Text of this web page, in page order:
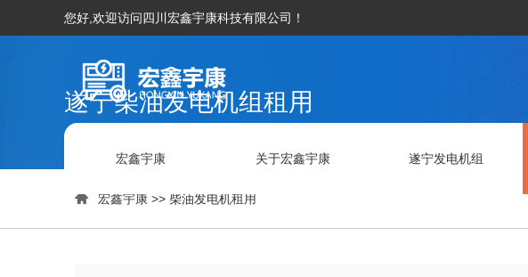
您好,欢迎访问四川宏鑫宇康科技有限公司！
宏鑫宇康 关于宏鑫宇康 遂宁发电机组
遂宁柴油发电机组租用
 宏鑫宇康 >> 柴油发电机租用